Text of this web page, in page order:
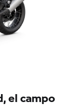
el campo